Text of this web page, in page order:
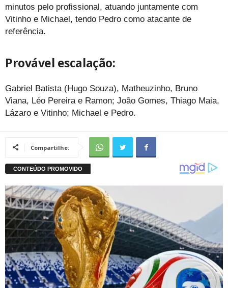
minutos pelo profissional, atuando juntamente com
Vitinho e Michael, tendo Pedro como atacante de
referência.
Provável escalação:
Gabriel Batista (Hugo Souza), Matheuzinho, Bruno
Viana, Léo Pereira e Ramon; João Gomes, Thiago Maia,
Lázaro e Vitinho; Michael e Pedro.
Compartilhe: